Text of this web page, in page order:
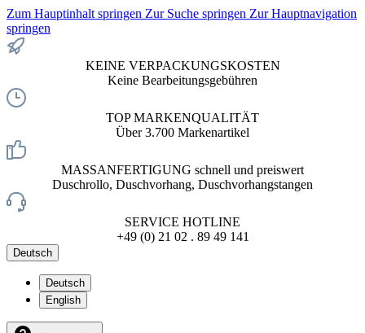
Zum Hauptinhalt springen Zur Suche springen Zur Hauptnavigation
springen
KEINE VERPACKUNGSKOSTEN
Keine Bearbeitungsgebühren
TOP MARKENQUALITÄT
Über 3.700 Markenartikel
MASSANFERTIGUNG schnell und preiswert
Duschrollo, Duschvorhang, Duschvorhangstangen
SERVICE HOTLINE
+49 (0) 21 02 . 89 49 141
Deutsch
Deutsch
English